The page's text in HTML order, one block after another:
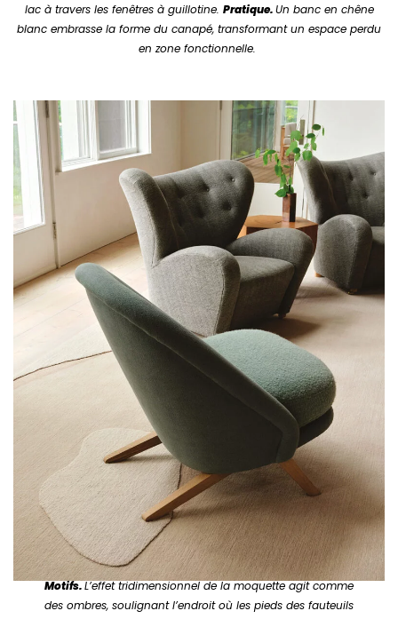
lac à travers les fenêtres à guillotine. Pratique.Un banc en chêne
blanc embrasse la forme du canapé, transformant un espace perdu
en zone fonctionnelle.
Motifs.L’effet tridimensionnel de la moquette agit comme
des ombres, soulignant l’endroit où les pieds des fauteuils